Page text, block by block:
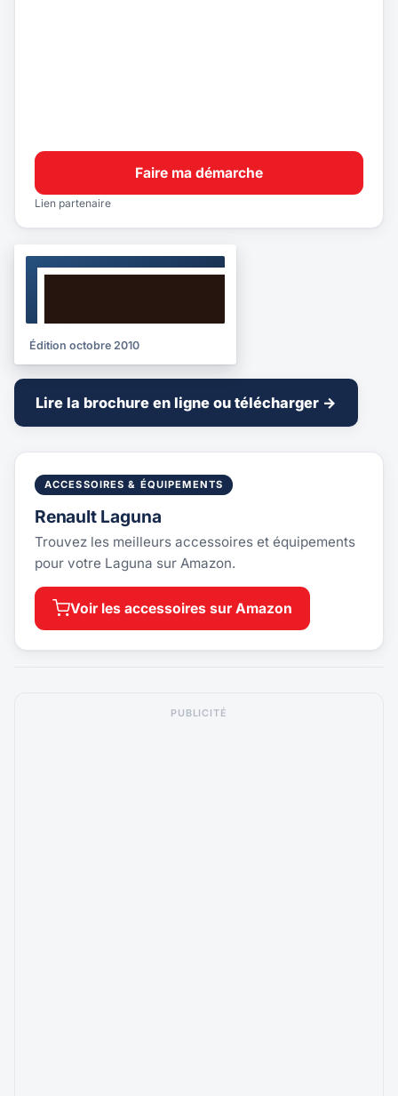
Faire ma démarche
Lien partenaire
BROCHURE
Édition octobre 2010
Lire la brochure en ligne ou télécharger →
ACCESSOIRES & ÉQUIPEMENTS
Renault Laguna
Trouvez les meilleurs accessoires et équipements
pour votre Laguna sur Amazon.
Voir les accessoires sur Amazon
PUBLICITÉ